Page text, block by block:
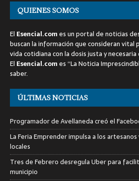
QUIENES SOMOS
El Esencial.comes un portal de noticias
buscan la información que consideran vital
vida cotidiana con la dosis justa y
El Esencial.comes “La Noticia
saber.
ÚLTIMAS NOTICIAS
Programador de Avellaneda creó el
La Feria Emprender impulsa a los
locales
Tres de Febrero desregula Uber para
municipio